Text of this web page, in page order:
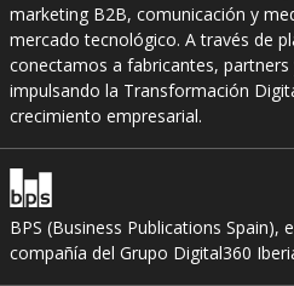
marketing B2B, comunicación y
mercado tecnológico. A través de
conectamos a fabricantes,
impulsando la Transformación
crecimiento empresarial.
BPS (Business Publications Spain),
compañía del Grupo Digital360